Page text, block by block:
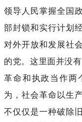
领导人民掌握全国
部封锁和实行计划
对外开放和发展社
的党。这里面并没
革命和执政当作两
为，社会革命以生
不仅仅是一种破除